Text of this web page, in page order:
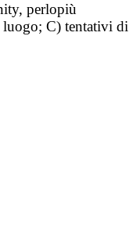
perlopiù
luogo; C) tentativi di